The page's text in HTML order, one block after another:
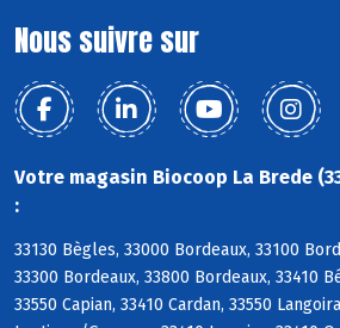
Nous suivre sur
Votre magasin Biocoop La Brede
:
33130 Bègles, 33000 Bordeaux, 33100
33300 Bordeaux, 33800 Bordeaux, 33410
33550 Capian, 33410 Cardan, 33550